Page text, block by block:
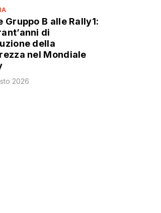
Gruppo B alle Rally1:
di
della
nel Mondiale
2026